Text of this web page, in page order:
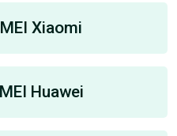
Xiaomi
Huawei